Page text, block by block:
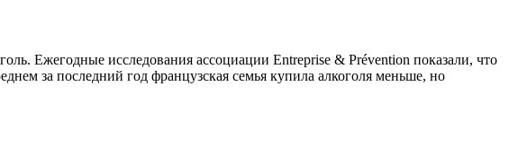
Ежегодные исследования ассоциации Entreprise & Prévention показали, что
за последний год французская семья купила алкоголя меньше, но